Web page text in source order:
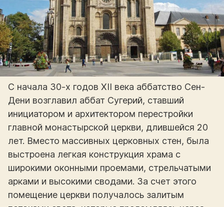
С начала 30-х годов XII века аббатство Сен-
Дени возглавил аббат Сугерий, ставший
инициатором и архитектором перестройки
главной монастырской церкви, длившейся 20
лет. Вместо массивных церковных стен, была
выстроена легкая конструкция храма с
широкими оконными проемами, стрельчатыми
арками и высокими сводами. За счет этого
помещение церкви получалось залитым